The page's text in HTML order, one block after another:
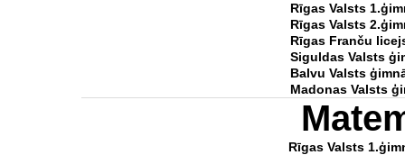
Rīgas Valsts
Rīgas Valsts
Rīgas Franču
Siguldas Valsts
Balvu Valsts
Madonas Valsts
Rīgas Valsts